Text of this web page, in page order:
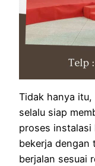
Tidak hanya
selalu siap
proses instalasi
bekerja dengan
berjalan sesuai